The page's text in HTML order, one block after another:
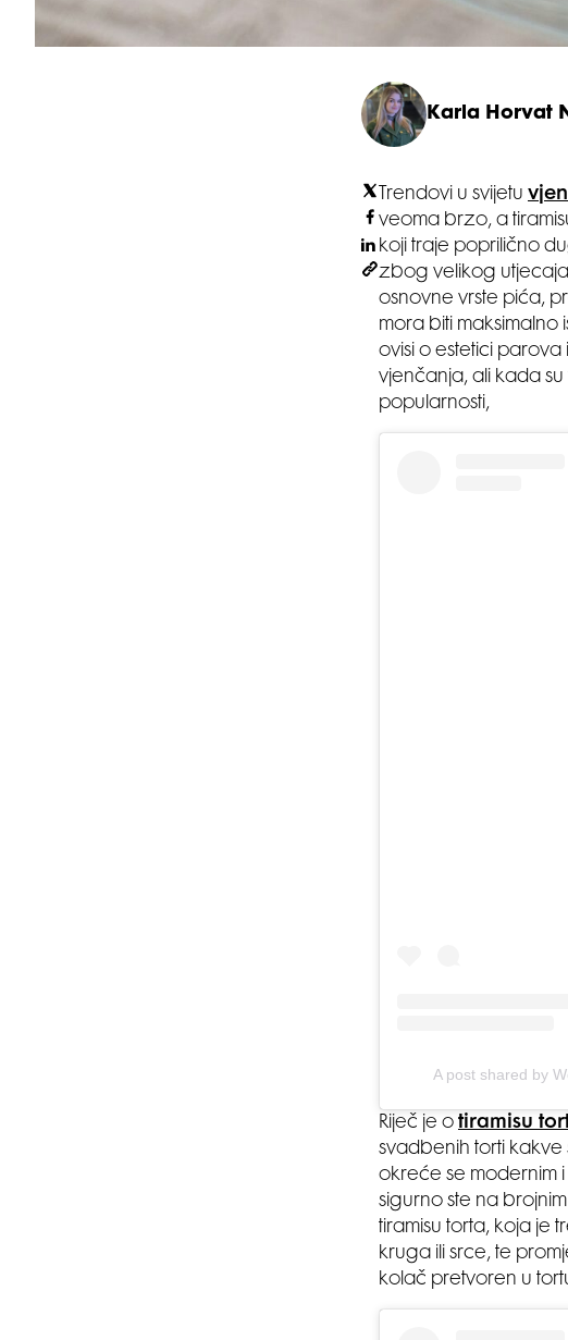
Karla Horvat
Trendovi u svijetu
veoma brzo, a
koji traje poprilično
zbog velikog utjecaja
osnovne vrste pića,
mora biti
ovisi o estetici parova
vjenčanja, ali kada
popularnosti,
A post shared by
Riječ je o tiramisu
svadbenih torti kakve
okreće se modernim
sigurno ste na
tiramisu torta, koja je
kruga ili srce, te
kolač pretvoren u